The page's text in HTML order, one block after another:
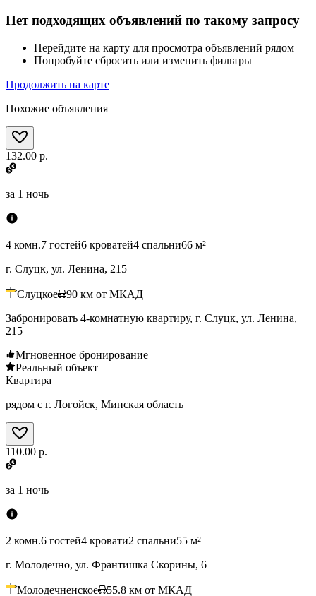
Нет подходящих объявлений по такому запросу
Перейдите на карту для просмотра объявлений рядом
Попробуйте сбросить или изменить фильтры
Продолжить на карте
Похожие объявления
132.00 р.
за 1 ночь
4 комн.7 гостей6 кроватей4 спальни66 м²
г. Слуцк, ул. Ленина, 215
Слуцкое 90 км от МКАД
Забронировать 4-комнатную квартиру, г. Слуцк, ул. Ленина,
215
Мгновенное бронирование
Реальный объект
Квартира
рядом с г. Логойск, Минская область
110.00 р.
за 1 ночь
2 комн.6 гостей4 кровати2 спальни55 м²
г. Молодечно, ул. Франтишка Скорины, 6
Молодечненское 55.8 км от МКАД